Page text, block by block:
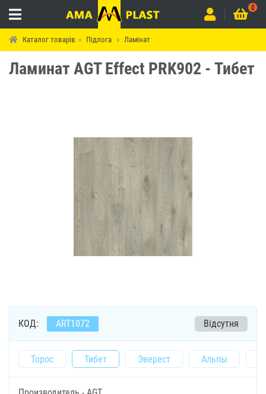
0
Каталог товарів Підлога Ламінат
Ламинат AGT Effect PRK902 - Тибет
КОД: ART1072 Відсутня
Торос Тибет Эверест Альпы